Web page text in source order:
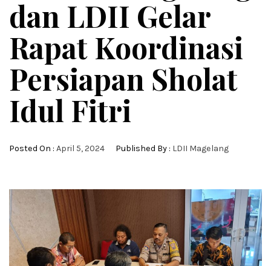
dan LDII Gelar
Rapat Koordinasi
Persiapan Sholat
Idul Fitri
Posted On : April 5, 2024 Published By : LDII Magelang